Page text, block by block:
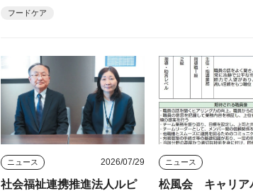
フードケア
ニュース 2026/07/29
社会福祉連携推進法人ルピ
ニュース
松風会 キャリア